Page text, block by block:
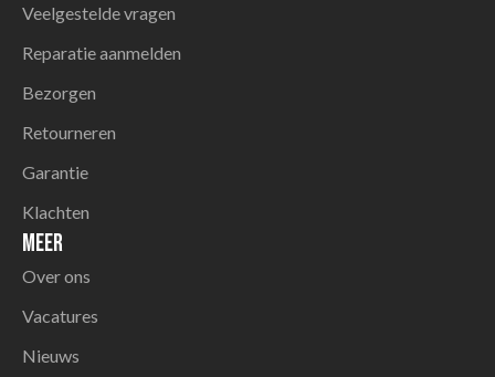
Veelgestelde vragen
Reparatie aanmelden
Bezorgen
Retourneren
Garantie
Klachten
Meer
Over ons
Vacatures
Nieuws